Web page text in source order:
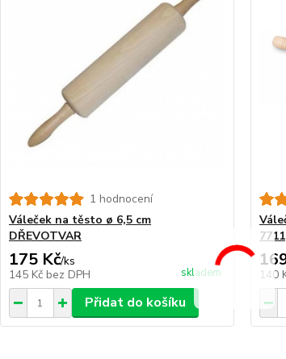
1 hodnocení
Váleček na těsto ø 6,5 cm
DŘEVOTVAR
175 Kč/ks
145 Kč bez DPH skladem
Přidat do košíku
7711
140